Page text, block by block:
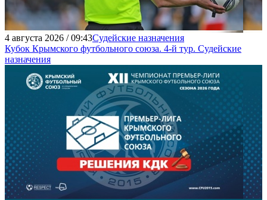
4 августа 2026 / 09:43Судейские назначения
Кубок Крымского футбольного союза. 4-й тур. Судейские
назначения